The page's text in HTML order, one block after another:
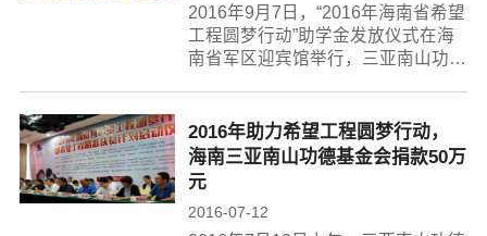
2016年9月7日，“2016年海南省希望
工程圆梦行动”助学金发放仪式在海
南省军区迎宾馆举行，三亚南山功德
动。...
2016年助力希望工程圆梦行动，
海南三亚南山功德基金会捐款50万
元
2016-07-12